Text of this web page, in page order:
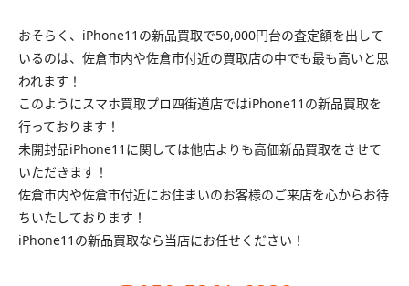
おそらく、iPhone11の新品買取で50,000円台の査定額を出して
いるのは、佐倉市内や佐倉市付近の買取店の中でも最も高いと思
われます！
このようにスマホ買取プロ四街道店ではiPhone11の新品買取を
行っております！
未開封品iPhone11に関しては他店よりも高価新品買取をさせて
いただきます！
佐倉市内や佐倉市付近にお住まいのお客様のご来店を心からお待
ちいたしております！
iPhone11の新品買取なら当店にお任せください！